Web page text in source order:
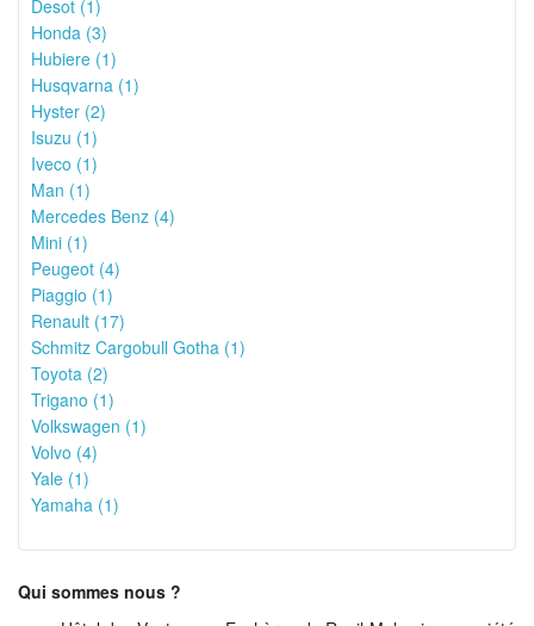
Desot (1)
Honda (3)
Hubiere (1)
Husqvarna (1)
Hyster (2)
Isuzu (1)
Iveco (1)
Man (1)
Mercedes Benz (4)
Mini (1)
Peugeot (4)
Piaggio (1)
Renault (17)
Schmitz Cargobull Gotha (1)
Toyota (2)
Trigano (1)
Volkswagen (1)
Volvo (4)
Yale (1)
Yamaha (1)
Qui sommes nous ?